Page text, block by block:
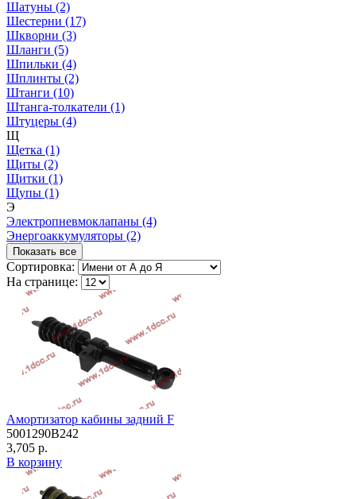
Шатуны (2)
Шестерни (17)
Шкворни (3)
Шланги (5)
Шпильки (4)
Шплинты (2)
Штанги (10)
Штанга-толкатели (1)
Штуцеры (4)
Щ
Щетка (1)
Щиты (2)
Щитки (1)
Щупы (1)
Э
Электропневмоклапаны (4)
Энергоаккумуляторы (2)
Показать все
Сортировка:
На странице:
Амортизатор кабины задний F
5001290B242
3,705 р.
В корзину